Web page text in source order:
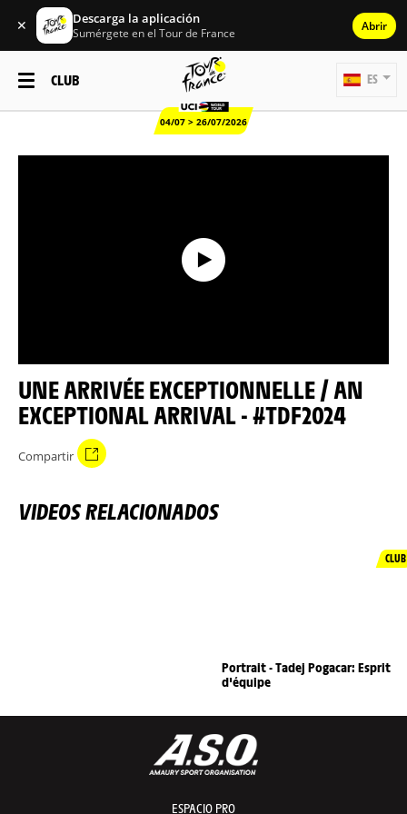
✕ Descarga la aplicación
Sumérgete en el Tour de France Abrir
CLUB
04/07 > 26/07/2026
ES
UNE ARRIVÉE EXCEPTIONNELLE / AN
EXCEPTIONAL ARRIVAL - #TDF2024
Compartir
VIDEOS RELACIONADOS
CLUB
Portrait - Tadej Pogacar: Esprit
d'équipe
ESPACIO PRO